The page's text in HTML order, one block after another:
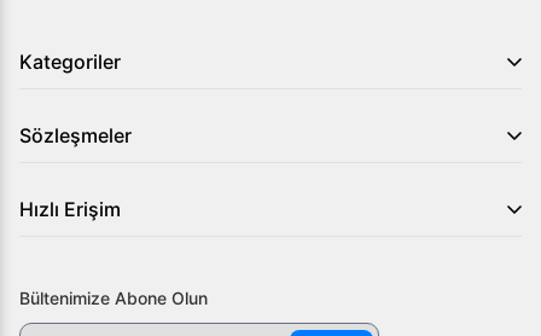
Kategoriler
Sözleşmeler
Hızlı Erişim
Bültenimize Abone Olun